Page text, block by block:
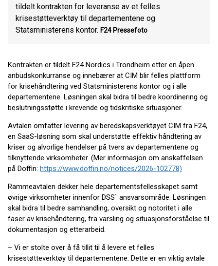
tildelt kontrakten for leveranse av et felles
krisestøtteverktøy til departementene og
Statsministerens kontor. F24 Pressefoto
Kontrakten er tildelt F24 Nordics i Trondheim etter en åpen
anbudskonkurranse og innebærer at CIM blir felles plattform
for krisehåndtering ved Statsministerens kontor og i alle
departementene. Løsningen skal bidra til bedre koordinering og
beslutningsstøtte i krevende og tidskritiske situasjoner.
Avtalen omfatter levering av beredskapsverktøyet CIM fra F24,
en SaaS-løsning som skal understøtte effektiv håndtering av
kriser og alvorlige hendelser på tvers av departementene og
tilknyttende virksomheter. (Mer informasjon om anskaffelsen
på Doffin: https://www.doffin.no/notices/2026-102778)
Rammeavtalen dekker hele departementsfellesskapet samt
øvrige virksomheter innenfor DSS` ansvarsområde. Løsningen
skal bidra til bedre samhandling, oversikt og notoritet i alle
faser av krisehåndtering, fra varsling og situasjonsforståelse til
dokumentasjon og etterarbeid.
– Vi er stolte over å få tillit til å levere et felles
krisestøtteverktøy til departementene. Dette er en viktig avtale